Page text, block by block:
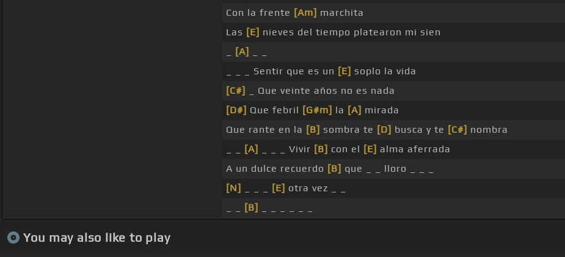
Con la frente [Am] marchita
Las [E] nieves del tiempo platearon mi sien
[A]
_ _ _ Sentir que es un [E] soplo la vida
[C#]
_ Que veinte años no es nada
[D#] Que febril [G#m] la [A] mirada
Que rante en la [B] sombra te [D] busca y te [C#] nombra
[A] _ _ _ Vivir [B] con el [E] alma aferrada
A un dulce recuerdo [B] que _ _ lloro _ _ _
[N]
[E] otra vez _ _
[B]
You may also like to play